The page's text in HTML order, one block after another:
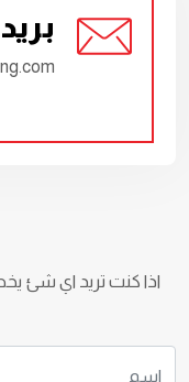
اذا كنت تريد اي شئ